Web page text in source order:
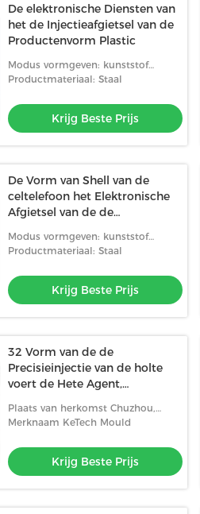
De elektronische Diensten van
het de Injectieafgietsel van de
Productenvorm Plastic
Modus vormgeven: kunststof
spuitgiet
Productmateriaal: Staal
Krijg Beste Prijs
De Vorm van Shell van de
celtelefoon het Elektronische
Afgietsel van de de
Productenvorm
Modus vormgeven: kunststof
spuitgiet
Productmateriaal: Staal
Krijg Beste Prijs
32 Vorm van de de
Precisieinjectie van de holte
voert de Hete Agent,
Plaats van herkomst Chuzhou,
China
Merknaam KeTech Mould
Krijg Beste Prijs